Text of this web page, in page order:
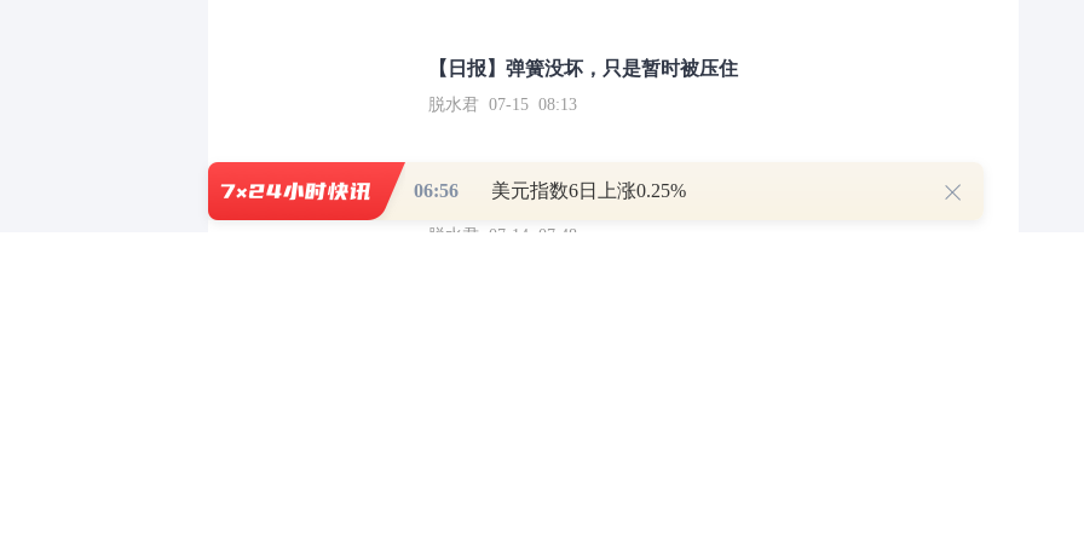
【日报】弹簧没坏，只是暂时被压住
脱水君 07-15 08:13
【日报】底部区间已探明，但过程不会一帆风顺
脱水君 07-14 07:48
06:56 美元指数6日上涨0.25%